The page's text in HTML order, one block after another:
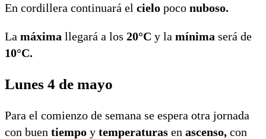
En cordillera continuará el cielo poco nuboso.
La máxima llegará a los 20°C y la mínima será de
10°C.
Lunes 4 de mayo
Para el comienzo de semana se espera otra jornada
con buen tiempo y temperaturas en ascenso, con